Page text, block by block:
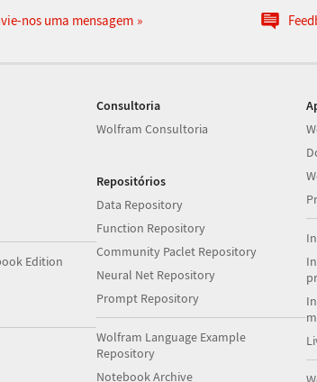
nos uma mensagem
Edition
Consultoria
Wolfram Consultoria
Repositórios
Data Repository
Function Repository
Community Paclet Repository
Neural Net Repository
Prompt Repository
Wolfram Language Example
Repository
Notebook Archive